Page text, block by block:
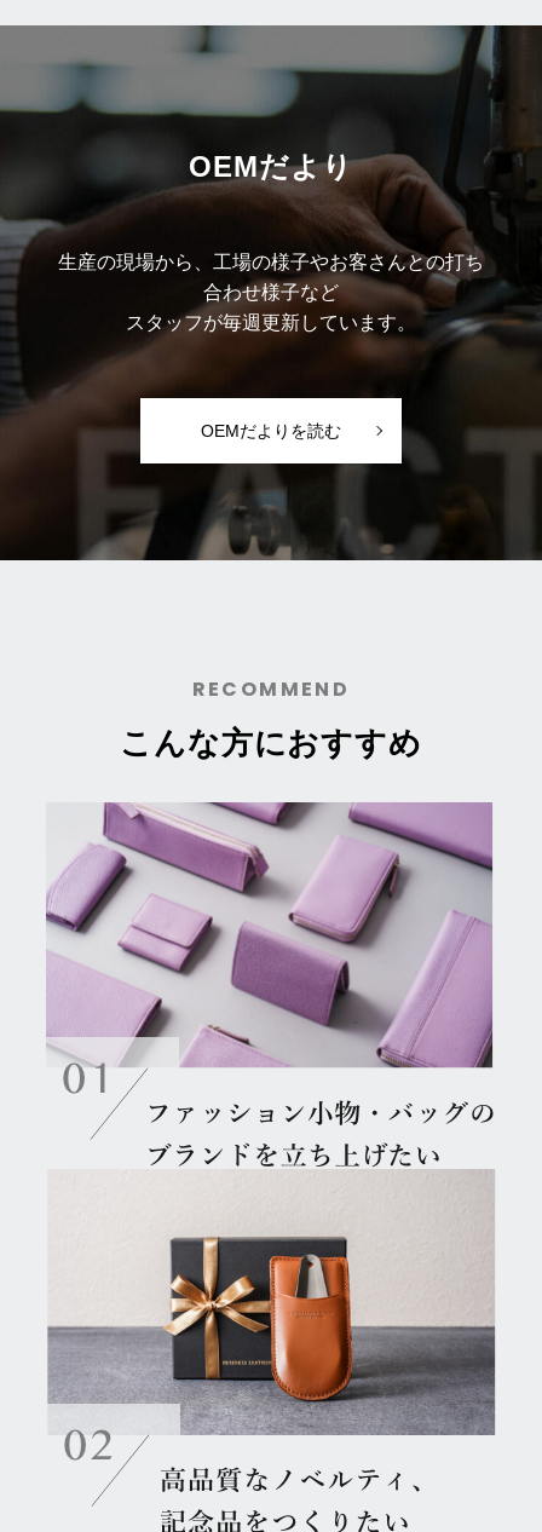
OEMだより
生産の現場から、工場の様子やお客さんとの打ち
合わせ様子など
スタッフが毎週更新しています。
OEMだよりを読む
RECOMMEND
こんな方におすすめ